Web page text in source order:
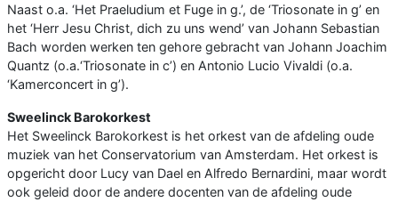
Naast o.a. ‘Het Praeludium et Fuge in g.’, de ‘Triosonate in g’ en
het ‘Herr Jesu Christ, dich zu uns wend’ van Johann Sebastian
Bach worden werken ten gehore gebracht van Johann Joachim
Quantz (o.a.‘Triosonate in c’) en Antonio Lucio Vivaldi (o.a.
‘Kamerconcert in g’).
Sweelinck Barokorkest
Het Sweelinck Barokorkest is het orkest van de afdeling oude
muziek van het Conservatorium van Amsterdam. Het orkest is
opgericht door Lucy van Dael en Alfredo Bernardini, maar wordt
ook geleid door de andere docenten van de afdeling oude